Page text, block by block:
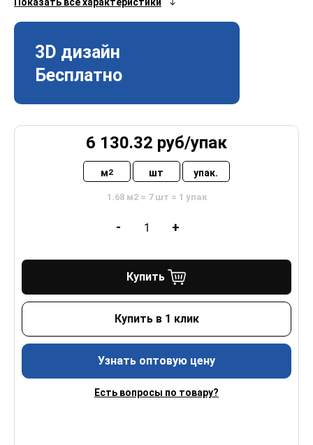
3D дизайн
Бесплатно
6 130.32 руб/упак
м2 шт упак.
1.68 м2 = 7 шт = 1 упак
- +
Купить
Купить в 1 клик
Узнать оптовую цену
Есть вопросы по товару?